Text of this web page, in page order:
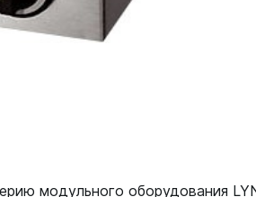
модульного оборудования